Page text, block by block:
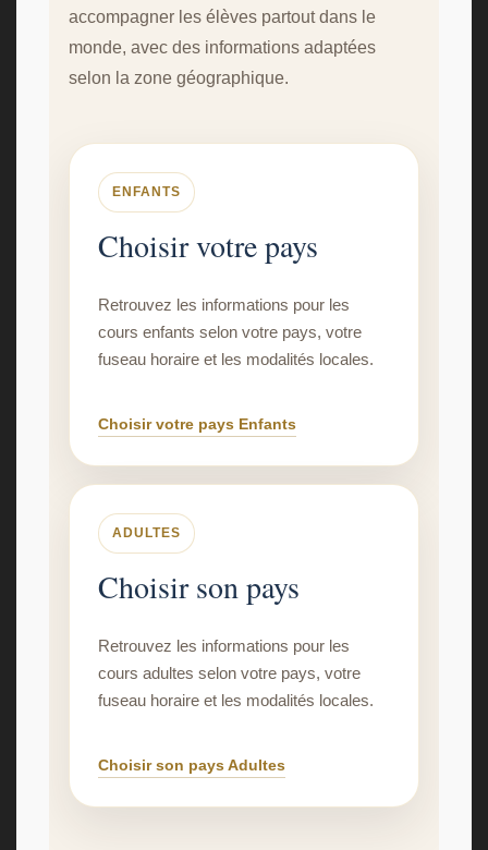
accompagner les élèves partout dans le
monde, avec des informations adaptées
selon la zone géographique.
ENFANTS
Choisir votre pays
Retrouvez les informations pour les
cours enfants selon votre pays, votre
fuseau horaire et les modalités locales.
Choisir votre pays Enfants
ADULTES
Choisir son pays
Retrouvez les informations pour les
cours adultes selon votre pays, votre
fuseau horaire et les modalités locales.
Choisir son pays Adultes